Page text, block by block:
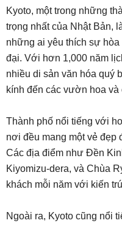
Kyoto, một trong những
trọng nhất của Nhật Bản,
những ai yêu thích sự
đại. Với hơn 1,000 năm
nhiều di sản văn hóa quý
kính đến các vườn hoa
Thành phố nổi tiếng với
nơi đều mang một vẻ đẹp
Các địa điểm như Đền
Kiyomizu-dera, và Chùa
khách mỗi năm với kiến
Ngoài ra, Kyoto cũng nổi